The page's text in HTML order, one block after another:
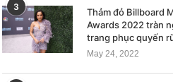
3
Thảm đỏ Billboard
Awards 2022 tràn
trang phục quyến
May 24, 2022